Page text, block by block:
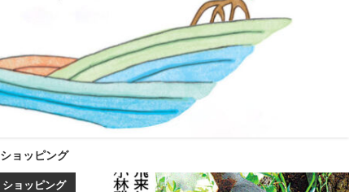
ショッピング
ショッピング